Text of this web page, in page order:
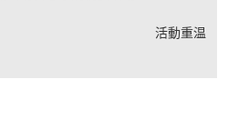
活動重温